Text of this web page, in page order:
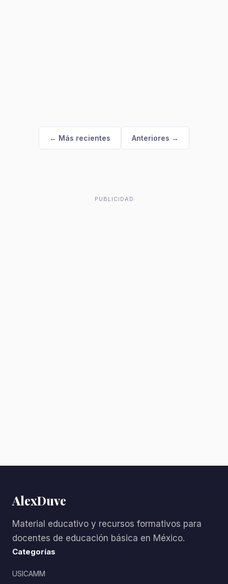
← Más recientes Anteriores →
PUBLICIDAD
AlexDuve
Material educativo y recursos formativos para
docentes de educación básica en México.
Categorías
USICAMM